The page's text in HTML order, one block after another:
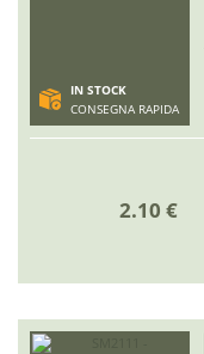
IN STOCK
CONSEGNA RAPIDA
2.10 €